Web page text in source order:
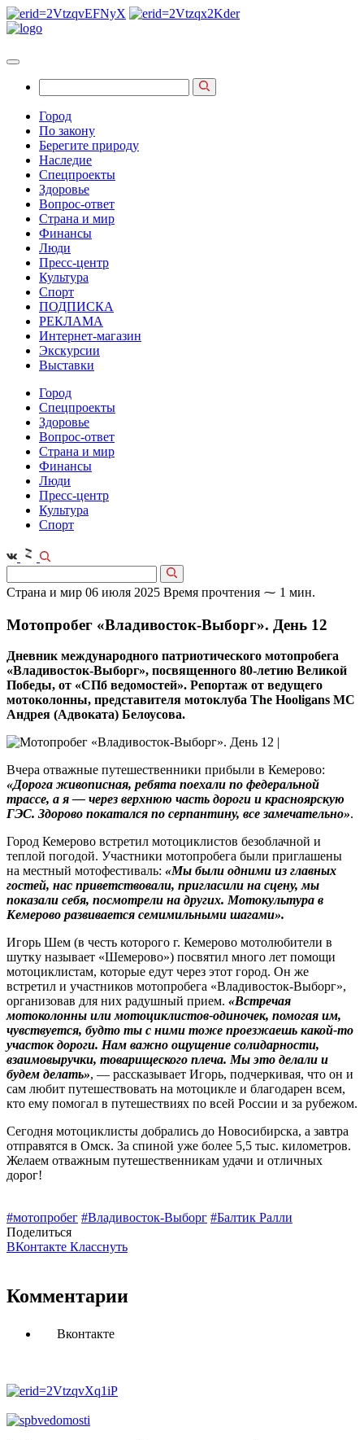
Город
По закону
Берегите природу
Наследие
Спецпроекты
Здоровье
Вопрос-ответ
Страна и мир
Финансы
Люди
Пресс-центр
Культура
Спорт
ПОДПИСКА
РЕКЛАМА
Интернет-магазин
Экскурсии
Выставки
Город
Спецпроекты
Здоровье
Вопрос-ответ
Страна и мир
Финансы
Люди
Пресс-центр
Культура
Спорт
Страна и мир 06 июля 2025 Время прочтения ⁓ 1 мин.
Мотопробег «Владивосток-Выборг». День 12
Дневник международного патриотического мотопробега
«Владивосток-Выборг», посвященного 80-летию Великой
Победы, от «СПб ведомостей». Репортаж от ведущего
мотоколонны, представителя мотоклуба The Hooligans МС
Андрея (Адвоката) Белоусова.
Вчера отважные путешественники прибыли в Кемерово:
«Дорога живописная, ребята поехали по федеральной
трассе, а я — через верхнюю часть дороги и красноярскую
ГЭС. Здорово покатался по серпантину, все замечательно».
Город Кемерово встретил мотоциклистов безоблачной и
теплой погодой. Участники мотопробега были приглашены
на местный мотофестиваль: «Мы были одними из главных
гостей, нас приветствовали, пригласили на сцену, мы
показали себя, посмотрели на других. Мотокультура в
Кемерово развивается семимильными шагами».
Игорь Шем (в честь которого г. Кемерово мотолюбители в
шутку называет «Шемерово») посвятил много лет помощи
мотоциклистам, которые едут через этот город. Он же
встретил и участников мотопробега «Владивосток-Выборг»,
организовав для них радушный прием. «Встречая
мотоколонны или мотоциклистов-одиночек, помогая им,
чувствуется, будто ты с ними тоже проезжаешь какой-то
участок дороги. Нам важно ощущение солидарности,
взаимовыручки, товарищеского плеча. Мы это делали и
будем делать», — рассказывает Игорь, подчеркивая, что он и
сам любит путешествовать на мотоцикле и благодарен всем,
кто ему помогал в путешествиях по всей России и за рубежом.
Сегодня мотоциклисты добрались до Новосибирска, а завтра
отправятся в Омск. За спиной уже более 5,5 тыс. километров.
Желаем отважным путешественникам удачи и отличных
дорог!
#мотопробег #Владивосток-Выборг #Балтик Ралли
Поделиться
ВКонтакте Класснуть
Комментарии
Вконтакте